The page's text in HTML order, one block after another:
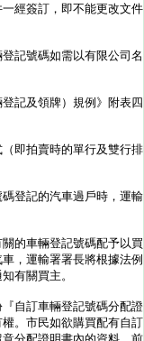
經簽訂，即不能更改文件
記號碼如需以有限公司名
記及領牌）規例》附表四
即拍賣時的單行及雙行排
登記的汽車過戶時，運輸
的車輛登記號碼配予以買
，運輸署署長將根據法例
有關買主。
自訂車輛登記號碼分配證
。市民如欲購買配有自訂